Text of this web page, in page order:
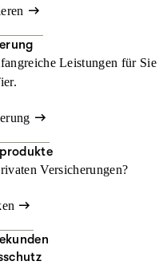
Leistungen für Sie
Versicherungen?